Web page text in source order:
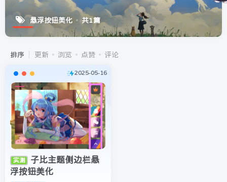
悬浮按钮美化 共1篇
排序 更新 浏览 点赞 评论
2025-05-16
实测
子比主题侧边栏悬
浮按钮美化